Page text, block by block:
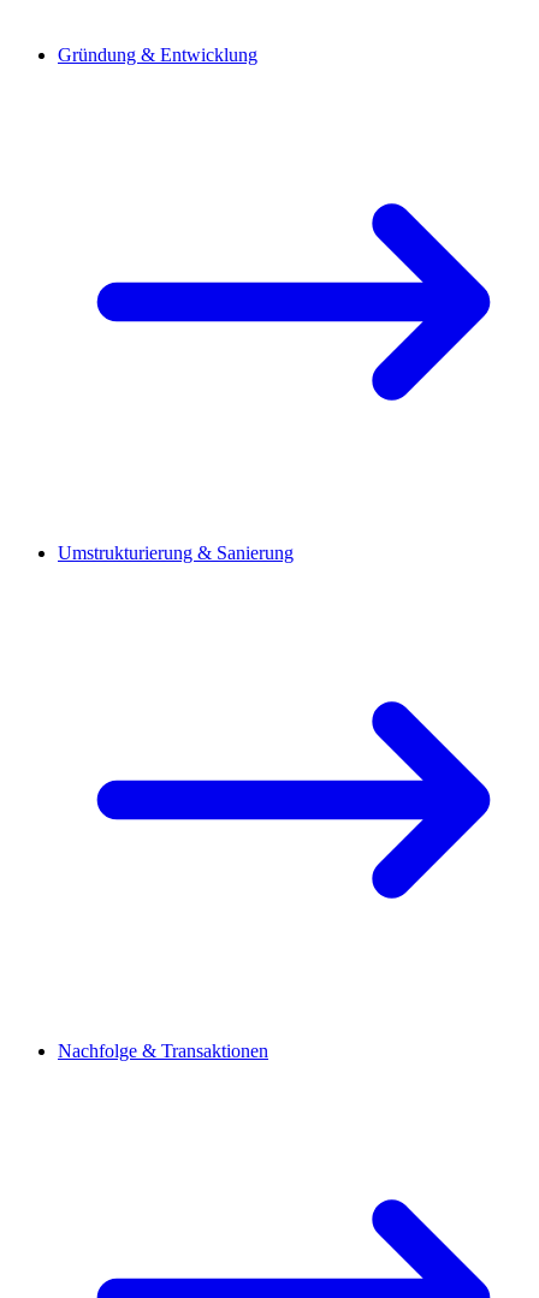
Gründung & Entwicklung
Umstrukturierung & Sanierung
Nachfolge & Transaktionen